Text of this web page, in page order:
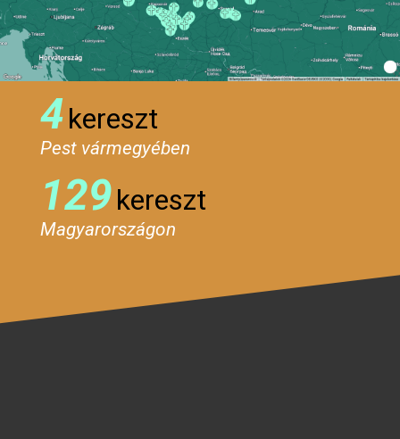
4kereszt
Pest vármegyében
129kereszt
Magyarországon